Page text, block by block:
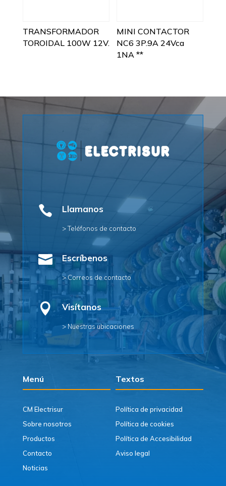
TRANSFORMADOR
TOROIDAL 100W 12V.
MINI CONTACTOR
NC6 3P.9A 24Vca
1NA **
 Llamanos
> Teléfonos de contacto
 Escríbenos
> Correos de contacto
 Visítanos
> Nuestras ubicaciones
Menú Textos
CM Electrisur
Sobre nosotros
Productos
Contacto
Noticias
Política de privacidad
Política de cookies
Política de Accesibilidad
Aviso legal